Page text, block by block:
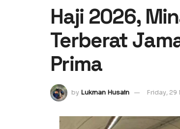
Haji 2026,
Terberat
Prima
by Lukman Husain Friday, 29